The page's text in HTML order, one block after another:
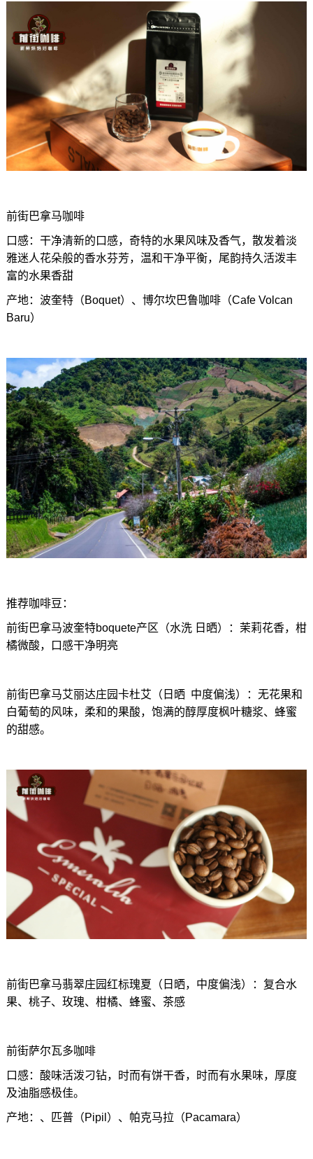
前街巴拿马咖啡
口感：干净清新的口感，奇特的水果风味及香气，散发着淡
雅迷人花朵般的香水芬芳，温和干净平衡，尾韵持久活泼丰
富的水果香甜
产地：波奎特（Boquet）、博尔坎巴鲁咖啡（Cafe Volcan
Baru）
推荐咖啡豆：
前街巴拿马波奎特boquete产区（水洗 日晒）：茉莉花香，柑
橘微酸，口感干净明亮
前街巴拿马艾丽达庄园卡杜艾（日晒 中度偏浅）：无花果和
白葡萄的风味，柔和的果酸，饱满的醇厚度枫叶糖浆、蜂蜜
的甜感。
前街巴拿马翡翠庄园红标瑰夏（日晒，中度偏浅）：复合水
果、桃子、玫瑰、柑橘、蜂蜜、茶感
前街萨尔瓦多咖啡
口感：酸味活泼刁钻，时而有饼干香，时而有水果味，厚度
及油脂感极佳。
产地：、匹普（Pipil）、帕克马拉（Pacamara）